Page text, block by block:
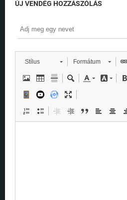
ÚJ VENDÉG HOZZÁSZÓLÁS
Stílus Formátum